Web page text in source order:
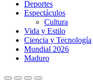
Deportes
Espectáculos
Cultura
Vida y Estilo
Ciencia y Tecnología
Mundial 2026
Maduro